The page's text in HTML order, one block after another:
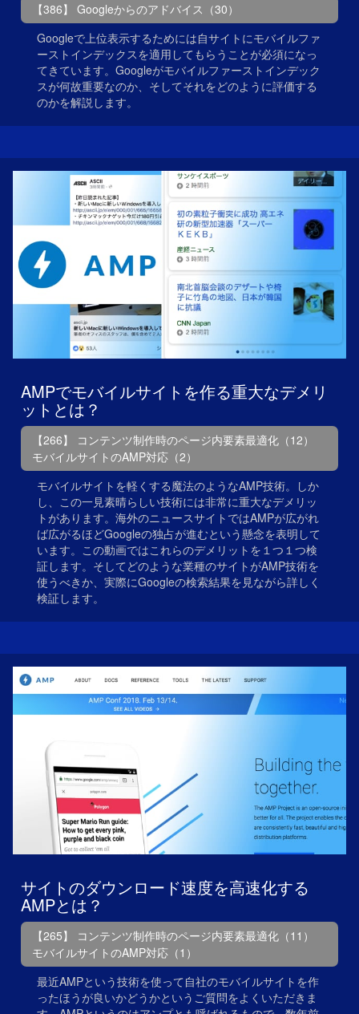
【386】 Googleからのアドバイス（30）
Googleで上位表示するためには自サイトにモバイルファ
ーストインデックスを適用してもらうことが必須になっ
てきています。Googleがモバイルファーストインデック
スが何故重要なのか、そしてそれをどのように評価する
のかを解説します。
AMPでモバイルサイトを作る重大なデメリ
ットとは？
【266】 コンテンツ制作時のページ内要素最適化（12）
モバイルサイトのAMP対応（2）
モバイルサイトを軽くする魔法のようなAMP技術。しか
し、この一見素晴らしい技術には非常に重大なデメリッ
トがあります。海外のニュースサイトではAMPが広がれ
ば広がるほどGoogleの独占が進むという懸念を表明して
います。この動画ではこれらのデメリットを１つ１つ検
証します。そしてどのような業種のサイトがAMP技術を
使うべきか、実際にGoogleの検索結果を見ながら詳しく
検証します。
サイトのダウンロード速度を高速化する
AMPとは？
【265】 コンテンツ制作時のページ内要素最適化（11）
モバイルサイトのAMP対応（1）
最近AMPという技術を使って自社のモバイルサイトを作
ったほうが良いかどうかというご質問をよくいただきま